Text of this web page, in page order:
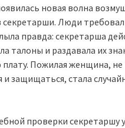
новая волна
секретарши. Люди
правда: секретарша
талоны и раздавала их
Пожилая женщина,
и защищаться, стала
проверки секретаршу